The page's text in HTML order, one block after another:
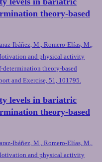
theory-based
Ibáñez, M., Romero-Elías, M.,
and physical activity
theory-based
and Exercise, 51, 101795.
levels in bariatric
theory-based
Ibáñez, M., Romero-Elías, M.,
and physical activity